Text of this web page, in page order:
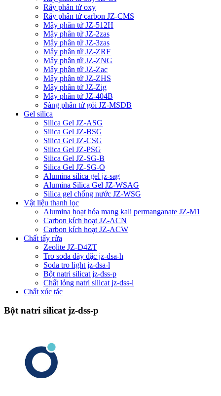
Rây phân tử oxy
Rây phân tử carbon JZ-CMS
Mây phân tử JZ-512H
Mây phân tử JZ-2zas
Mây phân tử JZ-3zas
Mây phân tử JZ-ZRF
Mây phân tử JZ-ZNG
Mây phân tử JZ-Zac
Mây phân tử JZ-ZHS
Mây phân tử JZ-Zig
Mây phân tử JZ-404B
Sàng phân tử gói JZ-MSDB
Gel silica
Silica Gel JZ-ASG
Silica Gel JZ-BSG
Silica Gel JZ-CSG
Silica Gel JZ-PSG
Silica Gel JZ-SG-B
Silica Gel JZ-SG-O
Alumina silica gel jz-sag
Alumina Silica Gel JZ-WSAG
Silica gel chống nước JZ-WSG
Vật liệu thanh lọc
Alumina hoạt hóa mang kali permanganate JZ-M1
Carbon kích hoạt JZ-ACN
Carbon kích hoạt JZ-ACW
Chất tẩy rửa
Zeolite JZ-D4ZT
Tro soda dày đặc jz-dsa-h
Soda tro light jz-dsa-l
Bột natri silicat jz-dss-p
Chất lỏng natri silicat jz-dss-l
Chất xúc tác
Bột natri silicat jz-dss-p